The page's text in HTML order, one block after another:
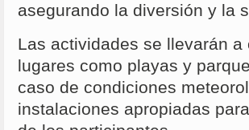
asegurando la diversión y la
Las actividades se llevarán
lugares como playas y
caso de condiciones
instalaciones apropiadas